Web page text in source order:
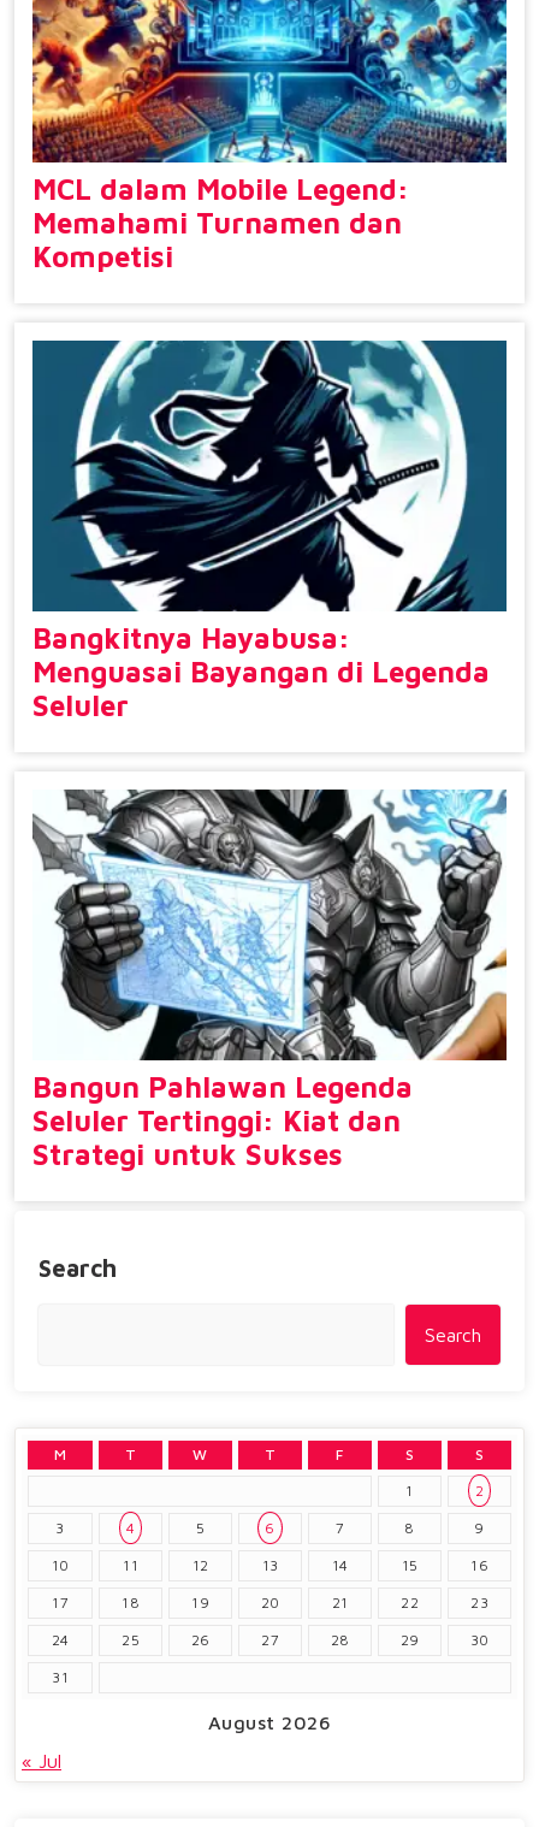
MCL dalam Mobile Legend:
Memahami Turnamen dan
Kompetisi
Bangkitnya Hayabusa:
Menguasai Bayangan di Legenda
Seluler
Bangun Pahlawan Legenda
Seluler Tertinggi: Kiat dan
Strategi untuk Sukses
Search
Search
August 2026
M T W T F S
S
1
2
3 4 5 6 7 8 9
10 11 12 13 14 15 16
17 18 19 20 21 22 23
24 25 26 27 28 29 30
31
« Jul